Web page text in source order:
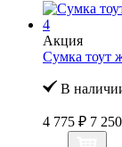
Акция
Сумка тоут
В
4 775 ₽ 7